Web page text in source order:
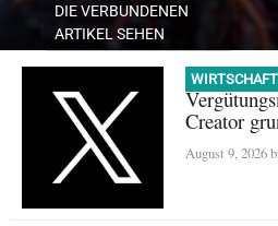
DIE VERBUNDENEN
ARTIKEL SEHEN
WIRTSCHAFT
X
Creator
August 9, 2026